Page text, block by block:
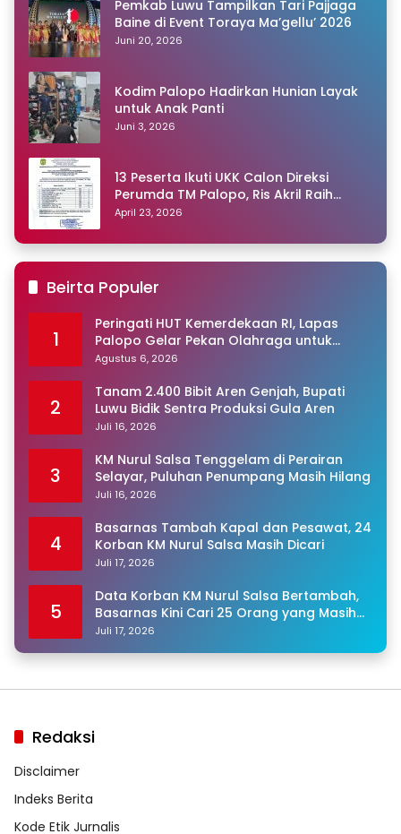
Pemkab Luwu Tampilkan Tari Pajjaga
Baine di Event Toraya Ma’gellu’ 2026
Juni 20, 2026
Kodim Palopo Hadirkan Hunian Layak
untuk Anak Panti
Juni 3, 2026
13 Peserta Ikuti UKK Calon Direksi
Perumda TM Palopo, Ris Akril Raih
Peringkat Pertama
April 23, 2026
Beirta Populer
1
Peringati HUT Kemerdekaan RI, Lapas
Palopo Gelar Pekan Olahraga untuk
Warga Binaan
Agustus 6, 2026
2
Tanam 2.400 Bibit Aren Genjah, Bupati
Luwu Bidik Sentra Produksi Gula Aren
Juli 16, 2026
3
KM Nurul Salsa Tenggelam di Perairan
Selayar, Puluhan Penumpang Masih Hilang
Juli 16, 2026
4
Basarnas Tambah Kapal dan Pesawat, 24
Korban KM Nurul Salsa Masih Dicari
Juli 17, 2026
5
Data Korban KM Nurul Salsa Bertambah,
Basarnas Kini Cari 25 Orang yang Masih
Hilang
Juli 17, 2026
Redaksi
Disclaimer
Indeks Berita
Kode Etik Jurnalis